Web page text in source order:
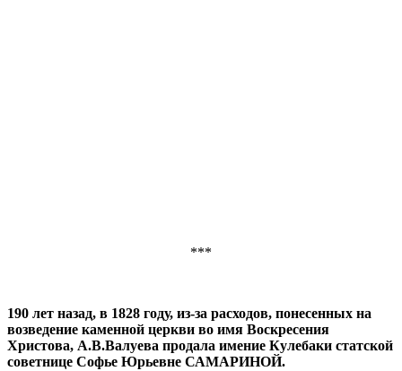
***
190 лет назад, в 1828 году, из-за расходов, понесенных на
возведение каменной церкви во имя Воскресения
Христова, А.В.Валуева продала имение Кулебаки статской
советнице Софье Юрьевне САМАРИНОЙ.